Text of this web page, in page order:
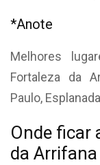
*Anote
Melhores
Fortaleza da
Paulo,
Onde ficar
da Arrifana